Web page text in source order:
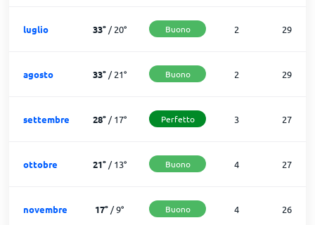
luglio 33°/20° Buono 2 29
agosto 33°/21° Buono 2 29
settembre 28°/17° Perfetto 3 27
ottobre 21°/13° Buono 4 27
novembre 17° /9° Buono 4 26